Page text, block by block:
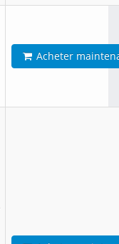
Acheter